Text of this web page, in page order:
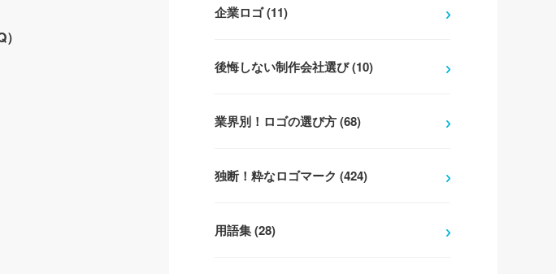
企業ロゴ (11)
後悔しない制作会社選び (10)
業界別！ロゴの選び方 (68)
独断！粋なロゴマーク (424)
用語集 (28)